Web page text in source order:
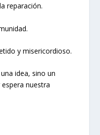
reparación.
y misericordioso.
idea, sino un
nuestra